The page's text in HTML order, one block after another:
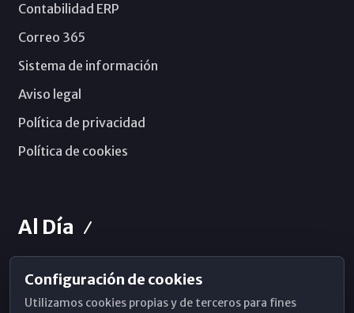
Contabilidad ERP
Correo 365
Sistema de información
Aviso legal
Política de privacidad
Política de cookies
Al Día
Horarios de Misa
Configuración de cookies
Utilizamos cookies propias y de terceros para fines